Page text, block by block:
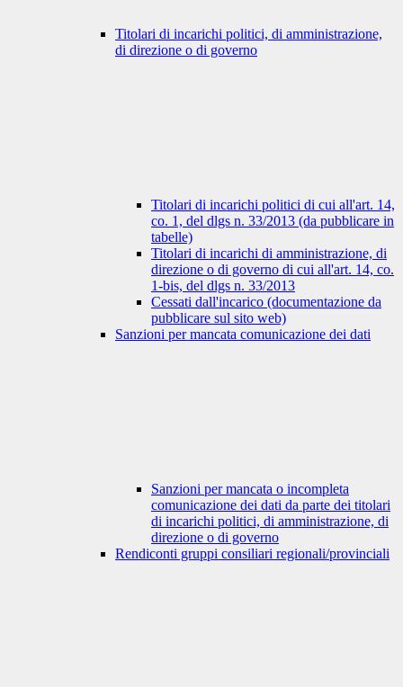
Titolari di incarichi politici, di amministrazione,
di direzione o di governo
Titolari di incarichi politici di cui all'art. 14,
co. 1, del dlgs n. 33/2013 (da pubblicare in
tabelle)
Titolari di incarichi di amministrazione, di
direzione o di governo di cui all'art. 14, co.
1-bis, del dlgs n. 33/2013
Cessati dall'incarico (documentazione da
pubblicare sul sito web)
Sanzioni per mancata comunicazione dei dati
Sanzioni per mancata o incompleta
comunicazione dei dati da parte dei titolari
di incarichi politici, di amministrazione, di
direzione o di governo
Rendiconti gruppi consiliari regionali/provinciali